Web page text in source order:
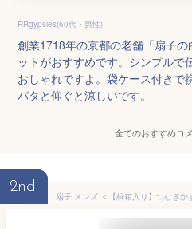
RRgypsies(60代・男性)
創業1718年の京都の老舗「扇子
ットがおすすめです。シンプルで
おしゃれですよ。袋ケース付きで
パタと仰ぐと涼しいです。
全てのおすすめコ
2nd